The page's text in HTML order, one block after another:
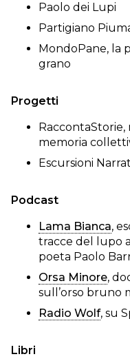
Paolo dei Lupi
Partigiano
MondoPane, la
grano
Progetti
RaccontaStorie,
memoria
Escursioni
Podcast
Lama Bianca,
tracce del lupo
poeta Paolo
Orsa Minore,
sull’orso bruno
Radio Wolf, su
Libri